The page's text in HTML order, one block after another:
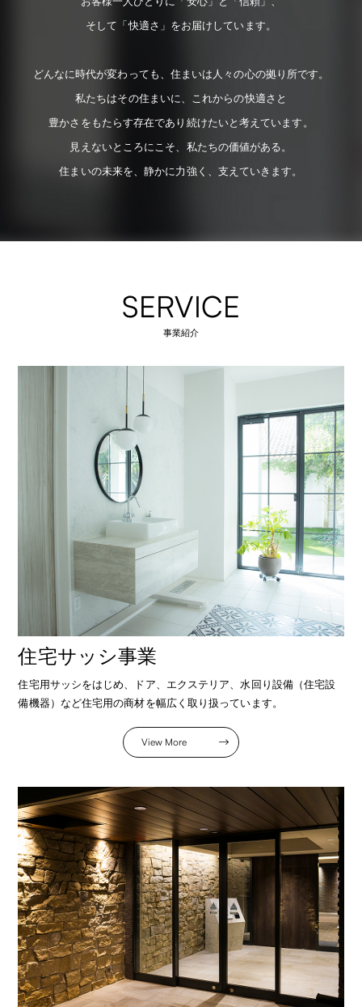
そして「快適さ」をお届けしています。
どんなに時代が変わっても、住まいは人々の心の拠り所です。
私たちはその住まいに、これからの快適さと
豊かさをもたらす存在であり続けたいと考えています。
見えないところにこそ、私たちの価値がある。
住まいの未来を、静かに力強く、支えていきます。
SERVICE
事業紹介
住宅サッシ事業
住宅用サッシをはじめ、ドア、エクステリア、水回り設備（住宅設
備機器）など住宅用の商材を幅広く取り扱っています。
View More